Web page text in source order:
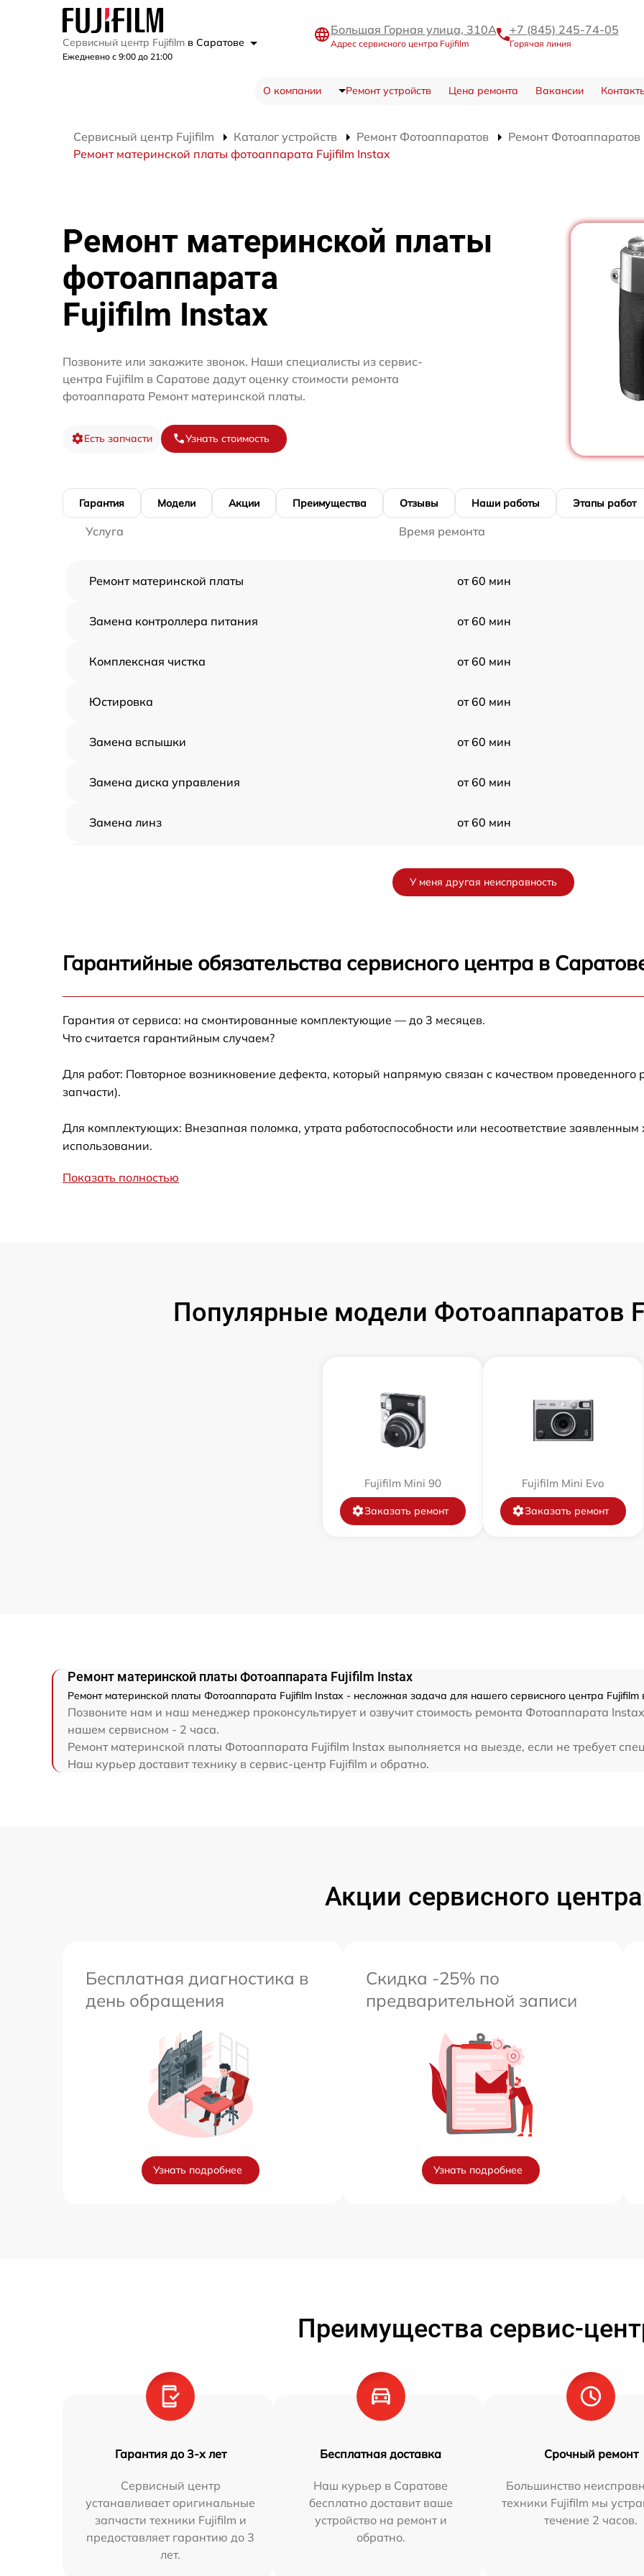
Сервисный центр Fujifilm в Саратове
Ежедневно с 9:00 до 21:00
Большая Горная улица, 310А
Адрес сервисного центра Fujifilm
+7 (845) 245-74-05
Горячая линия
О компании Ремонт устройств Цена ремонта Вакансии
Сервисный центр Fujifilm Каталог устройств Ремонт Фотоаппаратов
Ремонт Фотоаппаратов
Ремонт материнской платы фотоаппарата Fujifilm Instax
Ремонт материнской платы
фотоаппарата
Fujifilm Instax
Позвоните или закажите звонок. Наши специалисты из сервис-
центра Fujifilm в Саратове дадут оценку стоимости ремонта
фотоаппарата Ремонт материнской платы.
Есть запчасти Узнать стоимость
Гарантия Модели Акции Преимущества Отзывы Наши работы Этапы работ
Услуга Время ремонта
Ремонт материнской платы от 60 мин
Замена контроллера питания от 60 мин
Комплексная чистка от 60 мин
Юстировка от 60 мин
Замена вспышки от 60 мин
Замена диска управления от 60 мин
Замена линз от 60 мин
Замена дисплея (экрана) от 60 мин
Замена затвора
Замена материнской платы
Чистка CCD/CMOS матрицы от 60 мин
от 60 мин
У меня другая неисправность
Гарантийные обязательства сервисного центра в
Гарантия от сервиса: на смонтированные комплектующие — до 3 месяцев.
Что считается гарантийным случаем?
Для работ: Повторное возникновение дефекта, который напрямую связан с качеством
запчасти).
Для комплектующих: Внезапная поломка, утрата работоспособности или несоответствие
использовании.
Показать полностью
Популярные модели Фотоаппаратов
Fujifilm Mini 90
Заказать ремонт
Fujifilm Mini Evo
Заказать ремонт
Ремонт материнской платы Фотоаппарата Fujifilm Instax
Ремонт материнской платы Фотоаппарата Fujifilm Instax - несложная задача для нашего сервисного центра
Позвоните нам и наш менеджер проконсультирует и озвучит стоимость ремонта Фотоаппарата
нашем сервисном - 2 часа.
Ремонт материнской платы Фотоаппарата Fujifilm Instax выполняется на выезде, если не требует
Наш курьер доставит технику в сервис-центр Fujifilm и обратно.
Акции сервисного центра
Бесплатная диагностика в
день обращения
Узнать подробнее
Скидка -25% по
предварительной записи
Узнать подробнее
Преимущества сервис-
Гарантия до 3-х лет
Сервисный центр
устанавливает оригинальные
запчасти техники Fujifilm и
предоставляет гарантию до 3
лет.
Бесплатная доставка
Наш курьер в Саратове
бесплатно доставит ваше
устройство на ремонт и
обратно.
Срочный ремонт
Большинство
техники Fujifilm мы
течение 2 часов.